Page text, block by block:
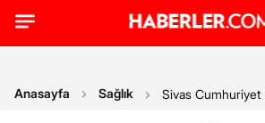
Anasayfa Sağlık Sivas Cumhuriyet